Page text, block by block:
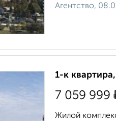
Агентство,
1-к
7 059 999
Жилой